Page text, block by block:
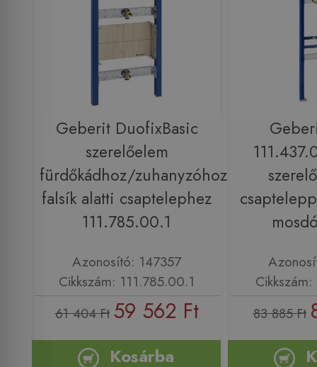
Geberit DuofixBasic
szerelőelem
fürdőkádhoz/zuhanyzóhoz
falsík alatti csaptelephez
111.785.00.1
Azonosító: 147357
Cikkszám: 111.785.00.1
61 404 Ft 59 562 Ft
Kosárba
83 885 Ft